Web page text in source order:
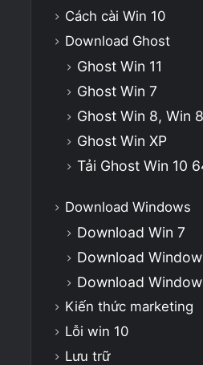
Cách cài Win 10
Download Ghost
Ghost Win 11
Ghost Win 7
Ghost Win 8, Win
Ghost Win XP
Tải Ghost Win 10
Download Windows
Download Win 7
Download
Download
Kiến thức marketing
Lỗi win 10
Lưu trữ